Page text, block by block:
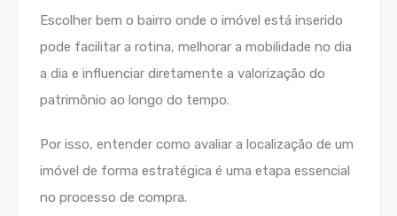
Escolher bem o bairro onde o imóvel está inserido
pode facilitar a rotina, melhorar a mobilidade no dia
a dia e influenciar diretamente a valorização do
patrimônio ao longo do tempo.
Por isso, entender como avaliar a localização de um
imóvel de forma estratégica é uma etapa essencial
no processo de compra.